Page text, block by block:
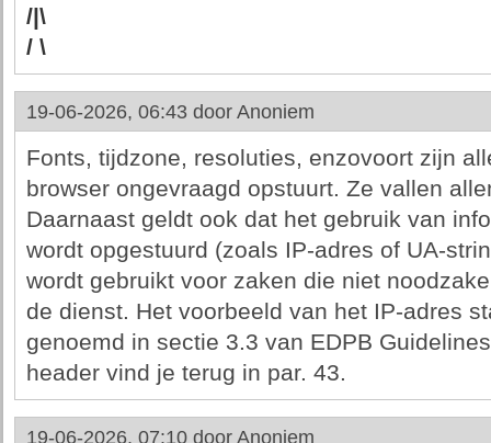
/|\
/ \
19-06-2026, 06:43 door Anoniem
Fonts, tijdzone, resoluties, enzovoort zijn
browser ongevraagd opstuurt. Ze vallen
Daarnaast geldt ook dat het gebruik van
wordt opgestuurd (zoals IP-adres of UA-
wordt gebruikt voor zaken die niet
de dienst. Het voorbeeld van het IP-adres
genoemd in sectie 3.3 van EDPB
header vind je terug in par. 43.
19-06-2026, 07:10 door Anoniem